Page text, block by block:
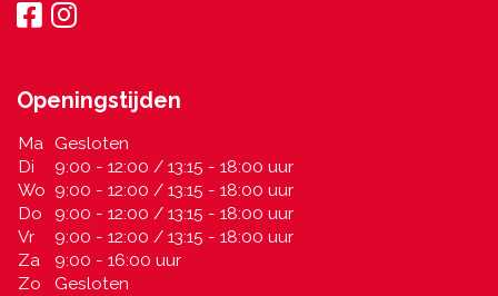
Openingstijden
Ma Gesloten
Di
9:00 - 12:00 / 13:15 - 18:00 uur
Wo 9:00 - 12:00 / 13:15 - 18:00 uur
Do
9:00 - 12:00 / 13:15 - 18:00 uur
Vr
9:00 - 12:00 / 13:15 - 18:00 uur
Za
9:00 - 16:00 uur
Zo
Gesloten